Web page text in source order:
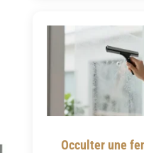
Occulter une